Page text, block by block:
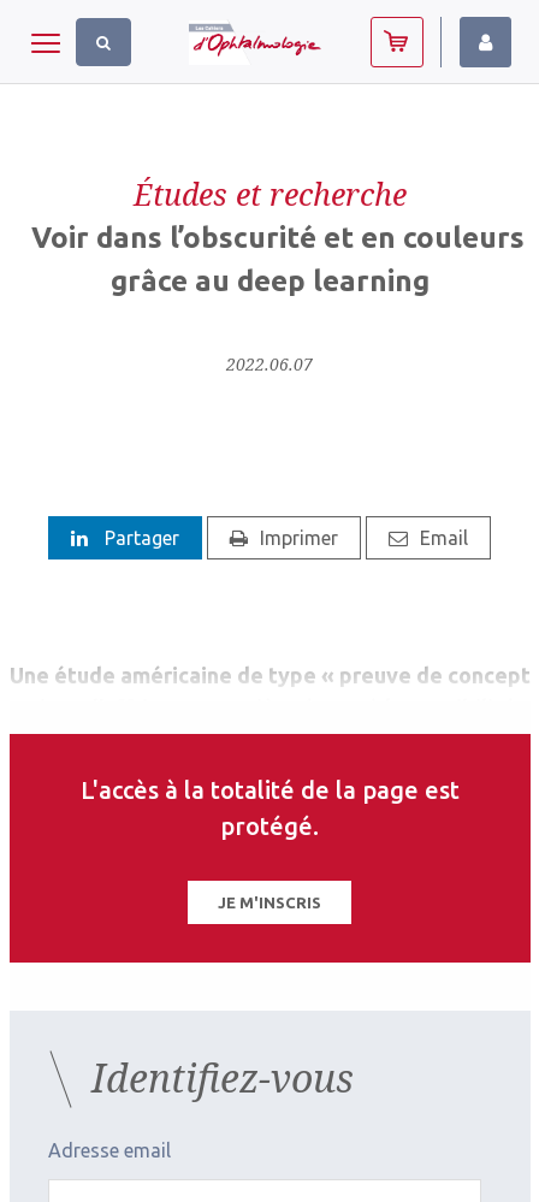
Toggle navigation
Études et recherche
Voir dans l’obscurité et en couleurs
grâce au deep learning
2022.06.07
Partager Imprimer Email
Une étude américaine de type « preuve de concept
à voir dans le noir et en couleurs. Les auteurs ont
réseau de neurones artificiels inspiré du cortex
visuel faisant intervenir l’apprentissage
L'accès à la totalité de la page est
protégé.
JE M'INSCRIS
Identifiez-vous
Adresse email
Panneau de gestion des cookies